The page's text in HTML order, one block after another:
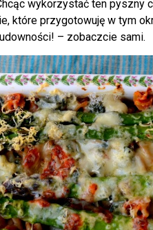
wykorzystać ten pyszny
które przygotowuję w tym
– zobaczcie sami.